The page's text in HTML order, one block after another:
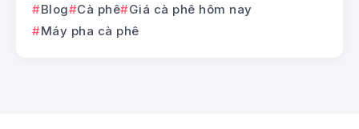
Blog Cà phê
Giá cà phê hôm nay
Máy pha cà phê